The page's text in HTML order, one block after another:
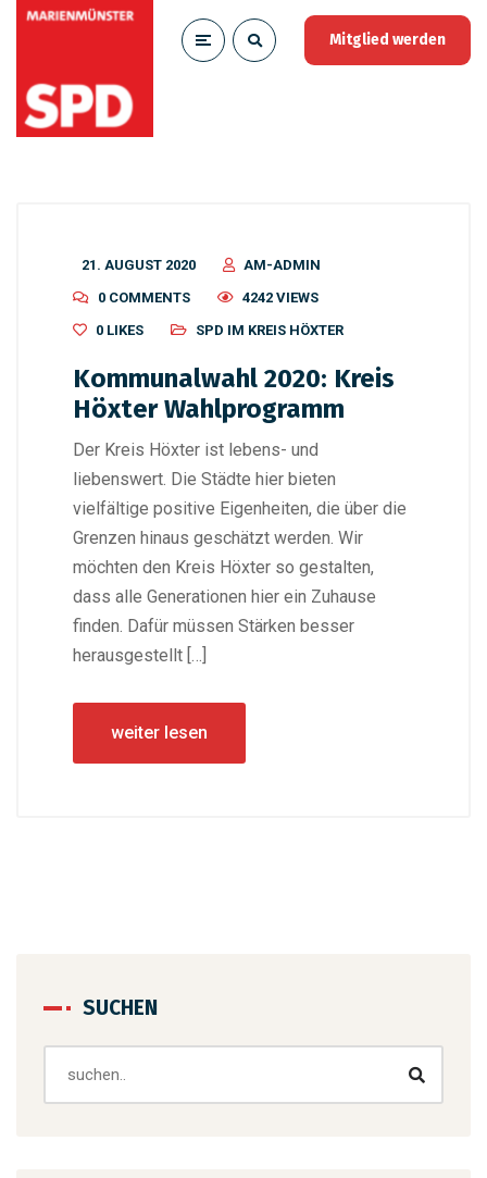
Mitglied werden
21. AUGUST 2020
AM-ADMIN
0 COMMENTS
4242 VIEWS
0 LIKES SPD IM KREIS HÖXTER
Kommunalwahl 2020: Kreis
Höxter Wahlprogramm
Der Kreis Höxter ist lebens- und
liebenswert. Die Städte hier bieten
vielfältige positive Eigenheiten, die über die
Grenzen hinaus geschätzt werden. Wir
möchten den Kreis Höxter so gestalten,
dass alle Generationen hier ein Zuhause
finden. Dafür müssen Stärken besser
herausgestellt […]
weiter lesen
SUCHEN